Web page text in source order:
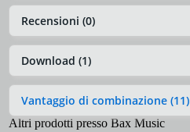
Recensioni (0)
Download (1)
Vantaggio di combinazione (11)
Altri prodotti presso Bax Music